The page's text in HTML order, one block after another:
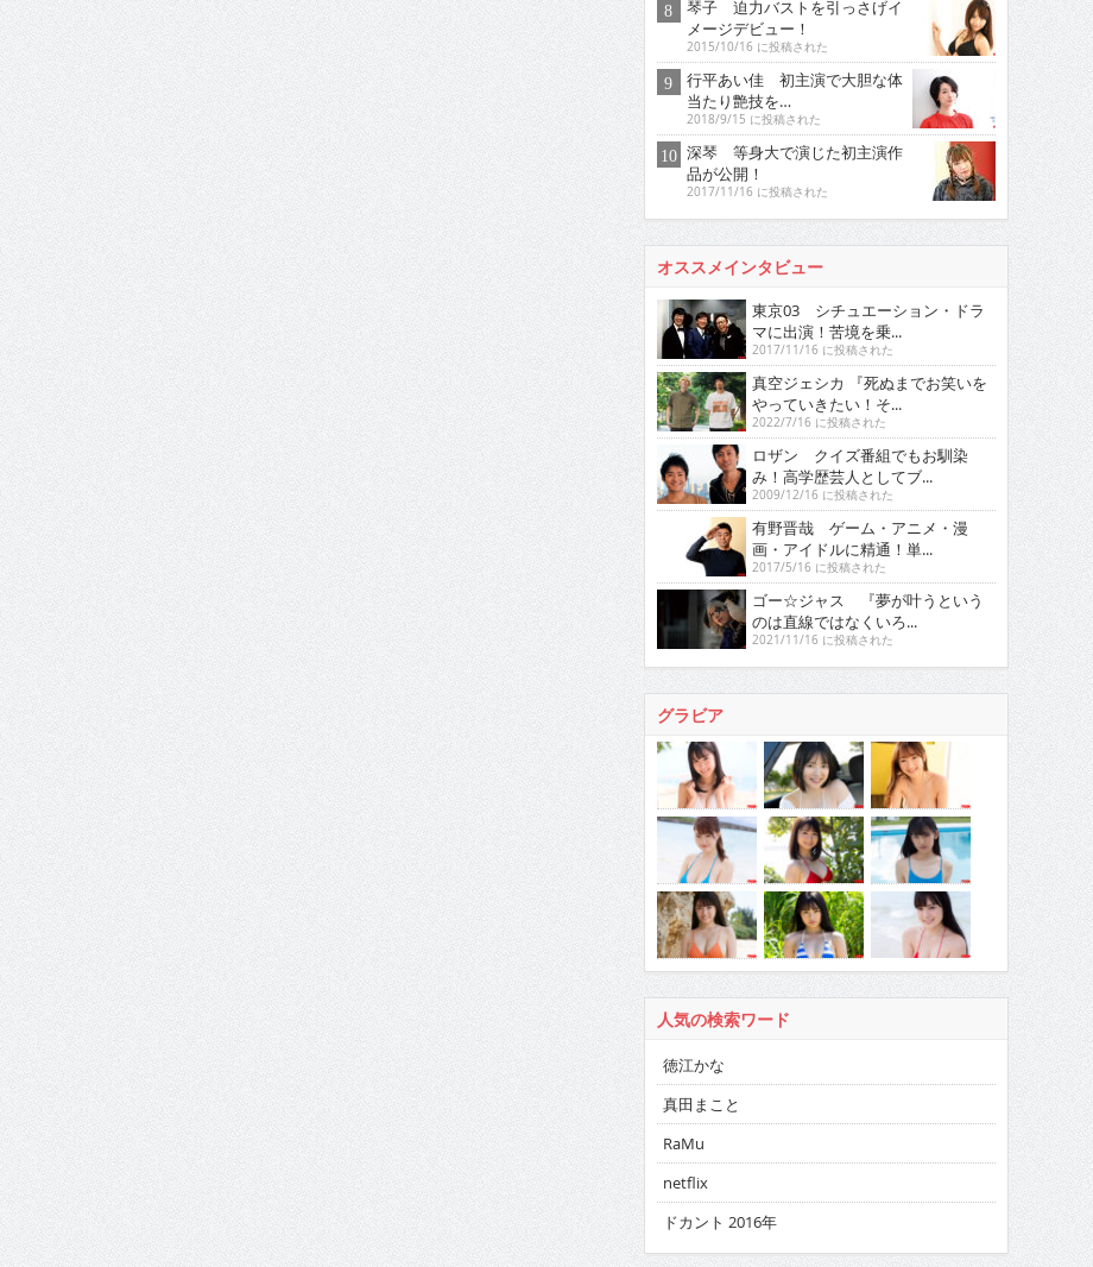
琴子 迫力バストを引っさげイ
メージデビュー！
2015/10/16 に投稿された
行平あい佳 初主演で大胆な体
当たり艶技を…
2018/9/15 に投稿された
深琴 等身大で演じた初主演作
品が公開！
2017/11/16 に投稿された
オススメインタビュー
東京03 シチュエーション・ドラ
マに出演！苦境を乗...
2017/11/16 に投稿された
真空ジェシカ 『死ぬまでお笑いを
やっていきたい！そ...
2022/7/16 に投稿された
ロザン クイズ番組でもお馴染
み！高学歴芸人としてブ...
2009/12/16 に投稿された
有野晋哉 ゲーム・アニメ・漫
画・アイドルに精通！単...
2017/5/16 に投稿された
ゴー☆ジャス 『夢が叶うという
のは直線ではなくいろ...
2021/11/16 に投稿された
グラビア
人気の検索ワード
徳江かな
真田まこと
RaMu
netflix
ドカント 2016年